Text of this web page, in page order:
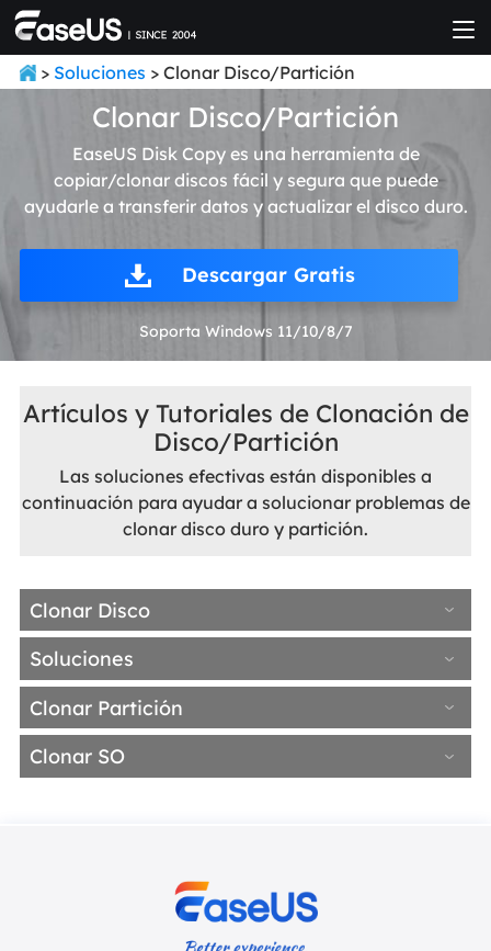
> Soluciones > Clonar Disco/Partición
Clonar Disco/Partición
EaseUS Disk Copy es una herramienta de
copiar/clonar discos fácil y segura que puede
ayudarle a transferir datos y actualizar el disco duro.
Descargar Gratis
Soporta Windows 11/10/8/7
Artículos y Tutoriales de Clonación de
Disco/Partición
Las soluciones efectivas están disponibles a
continuación para ayudar a solucionar problemas de
clonar disco duro y partición.
Clonar Disco
Soluciones
Clonar Partición
Clonar SO